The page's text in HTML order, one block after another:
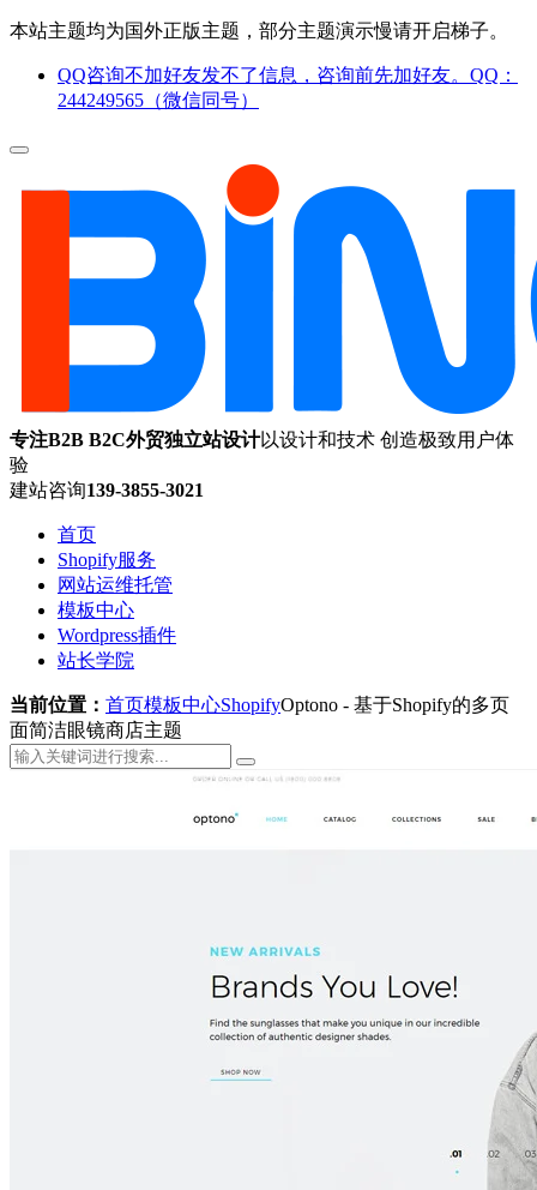
本站主题均为国外正版主题，部分主题演示慢请开启梯子。
QQ咨询不加好友发不了信息，咨询前先加好友。QQ：
244249565（微信同号）
专注B2B B2C外贸独立站设计以设计和技术 创造极致用户体
验
建站咨询139-3855-3021
首页
Shopify服务
网站运维托管
模板中心
Wordpress插件
站长学院
当前位置： 首页模板中心ShopifyOptono - 基于Shopify的多页
面简洁眼镜商店主题